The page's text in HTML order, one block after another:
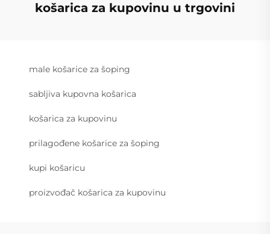
košarica za kupovinu u trgovini
male košarice za šoping
sabljiva kupovna košarica
košarica za kupovinu
prilagođene košarice za šoping
kupi košaricu
proizvođač košarica za kupovinu